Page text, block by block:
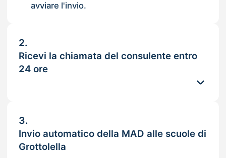
avviare l'invio.
2.
Ricevi la chiamata del consulente entro
24 ore
3.
Invio automatico della MAD alle scuole di
Grottolella